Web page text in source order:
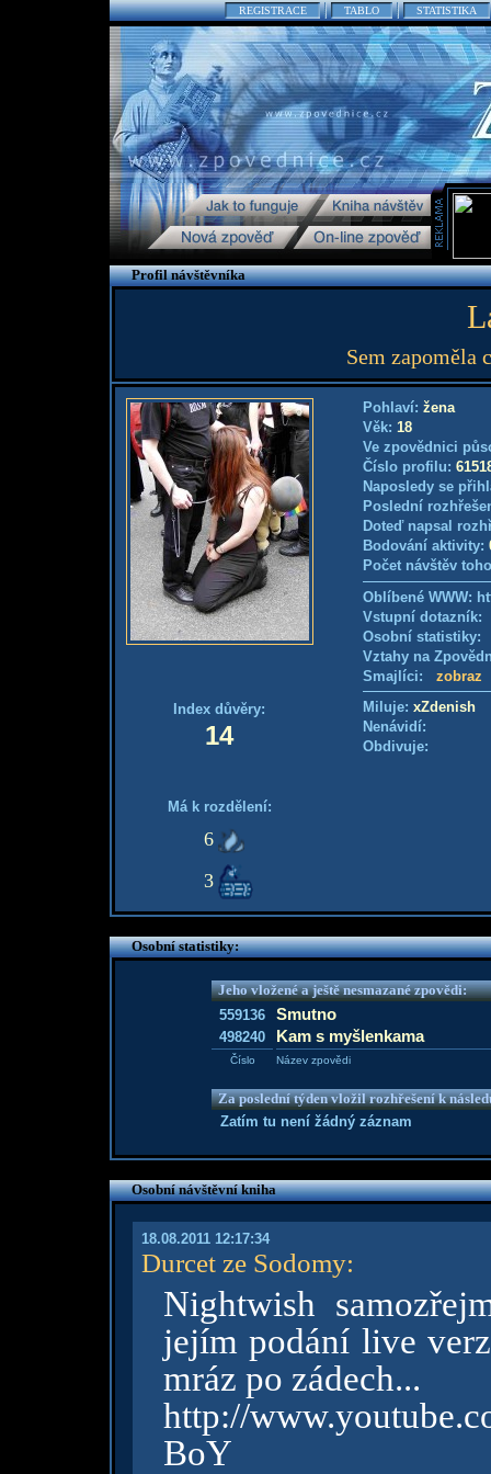
REGISTRACE TABLO STATISTIKA
Profil návštěvníka
Sem zapoměla
Index důvěry:
14
Má k rozdělení:
6
3
Pohlaví: žena
Věk: 18
Ve zpovědnici
Číslo profilu:
Naposledy se
Poslední
Doteď napsal
Bodování aktivity:
Počet návštěv
Oblíbené WWW:
Vstupní
Osobní
Vztahy na
Smajlíci: zobraz
Miluje: xZdenish
Nenávidí:
Obdivuje:
Osobní statistiky:
Jeho vložené a ještě nesmazané zpovědi:
559136
Smutno
498240 Kam s myšlenkama
Číslo Název zpovědi
Za poslední týden vložil rozhřešení k
Zatím tu není žádný záznam
Osobní návštěvní kniha
18.08.2011 12:17:34
Durcet ze Sodomy:
Nightwish
jejím podání live
mráz po zádech...
http://
BoY